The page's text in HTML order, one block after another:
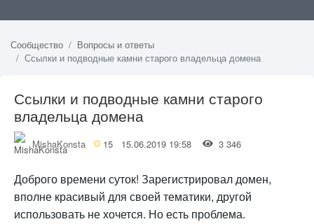
Сообщество
Вопросы и ответы
Ссылки и подводные камни старого владельца домена
Ссылки и подводные камни старого
владельца домена
MishaKonsta 15 15.06.2019 19:58 3 346
Доброго времени суток! Зарегистрировал домен,
вполне красивый для своей тематики, другой
использовать не хочется. Но есть проблема.